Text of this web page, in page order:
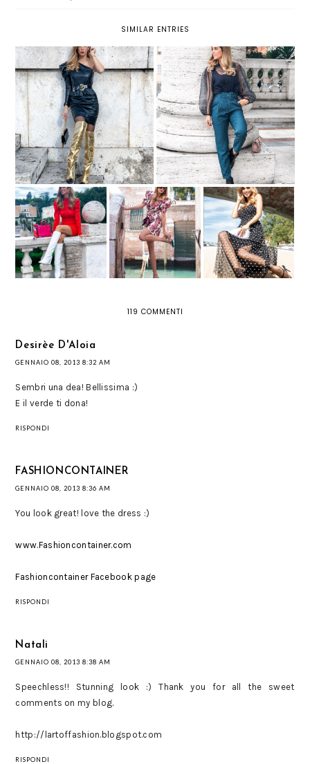
SIMILAR ENTRIES
UN LOOK STRONG CON
VESTITO DI PELLE E STIVALI
ORO
PANTALONI: DUE MODELLI DA
NON PERDERE QUEST'INVERNO
3 LOOK PER
AFFRONTARE
L'AUTUNNO CON
STILE GRAZIE A
LILY LULU
AROUND VENICE
A VENEZIA CON UN
ABITO ROMANTICO
E UNA BORSA DI
PIUME
119 COMMENTI
Desirèe D'Aloia
GENNAIO 08, 2013 8:32 AM
Sembri una dea! Bellissima :)
E il verde ti dona!
RISPONDI
FASHIONCONTAINER
GENNAIO 08, 2013 8:36 AM
You look great! love the dress :)
www.Fashioncontainer.com
Fashioncontainer Facebook page
RISPONDI
Natali
GENNAIO 08, 2013 8:38 AM
Speechless!! Stunning look :) Thank you for all the sweet
comments on my blog.
http://lartoffashion.blogspot.com
RISPONDI